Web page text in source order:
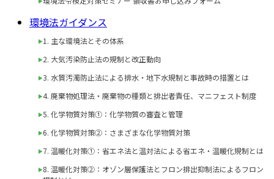
環境法ガイダンス
1. 主な環境法とその体系
2. 大気汚染防止法の規制と改正動向
3. 水質汚濁防止法による排水・地下水規制と事故時の措置とは
4. 廃棄物処理法・廃棄物の種類と排出者責任、マニフェスト制度
5. 化学物質対策①：化学物質の審査と管理
6. 化学物質対策②：さまざまな化学物質対策
7. 温暖化対策①：省エネ法と温対法による省エネ・温暖化規制とは
8. 温暖化対策②：オゾン層保護法とフロン排出抑制法によるフロン